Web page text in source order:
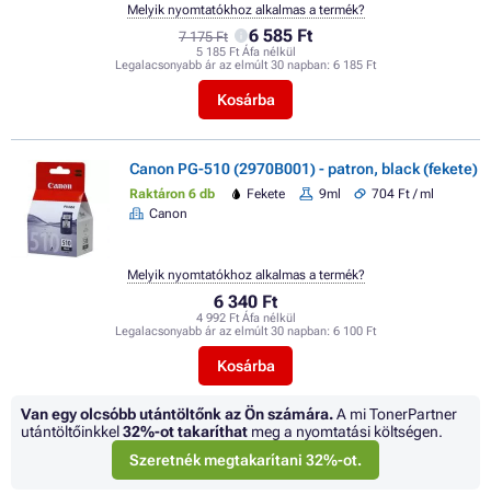
7 175 Ft 6 585 Ft
5 185 Ft Áfa nélkül
Legalacsonyabb ár az elmúlt 30 napban: 6 185 Ft
Kosárba
Melyik nyomtatókhoz alkalmas a termék?
Canon PG-510 (2970B001) - patron, black (fekete)
Raktáron 6 db Fekete 9ml
704 Ft / ml
Canon
6 340 Ft
4 992 Ft Áfa nélkül
Legalacsonyabb ár az elmúlt 30 napban: 6 100 Ft
Kosárba
Melyik nyomtatókhoz alkalmas a termék?
Van egy olcsóbb utántöltőnk az Ön számára.A mi TonerPartner
utántöltőinkkel32%-ot takaríthat meg a nyomtatási költségen.
Szeretnék megtakarítani 32%-ot.